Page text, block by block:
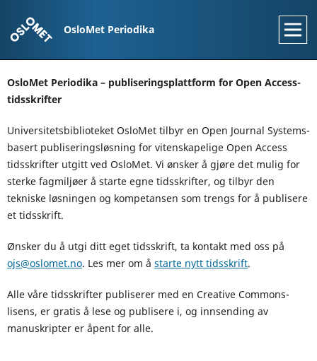
OsloMet Periodika
OsloMet Periodika – publiseringsplattform for Open Access-
tidsskrifter
Universitetsbiblioteket OsloMet tilbyr en Open Journal Systems-
basert publiseringsløsning for vitenskapelige Open Access
tidsskrifter utgitt ved OsloMet. Vi ønsker å gjøre det mulig for
sterke fagmiljøer å starte egne tidsskrifter, og tilbyr den
tekniske løsningen og kompetansen som trengs for å publisere
et tidsskrift.
Ønsker du å utgi ditt eget tidsskrift, ta kontakt med oss på
ojs@oslomet.no. Les mer om å starte nytt tidsskrift.
Alle våre tidsskrifter publiserer med en Creative Commons-
lisens, er gratis å lese og publisere i, og innsending av
manuskripter er åpent for alle.